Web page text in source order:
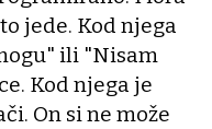
jede. Kod njega
ili "Nisam
Kod njega je
On si ne može